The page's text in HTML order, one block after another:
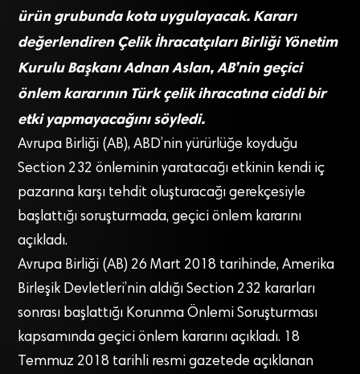
ürün grubunda kota uygulayacak. Kararı
değerlendiren Çelik İhracatçıları Birliği Yönetim
Kurulu Başkanı Adnan Aslan, AB’nin geçici
önlem kararının Türk çelik ihracatına ciddi bir
etki yapmayacağını söyledi.
Avrupa Birliği (AB), ABD’nin yürürlüğe koyduğu
Section 232 önleminin yaratacağı etkinin kendi iç
pazarına karşı tehdit oluşturacağı gerekçesiyle
başlattığı soruşturmada, geçici önlem kararını
açıkladı.
Avrupa Birliği (AB) 26 Mart 2018 tarihinde, Amerika
Birleşik Devletleri’nin aldığı Section 232 kararları
sonrası başlattığı Korunma Önlemi Soruşturması
kapsamında geçici önlem kararını açıkladı. 18
Temmuz 2018 tarihli resmi gazetede açıklanan